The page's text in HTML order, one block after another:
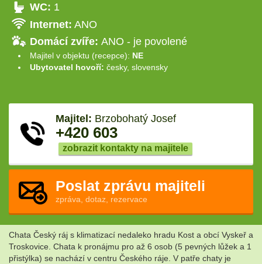
WC: 1
Internet: ANO
Domácí zvíře: ANO - je povolené
Majitel v objektu (recepce): NE
Ubytovatel hovoří: česky, slovensky
Majitel: Brzobohatý Josef
+420 603
zobrazit kontakty na majitele
Poslat zprávu majiteli
zpráva, dotaz, rezervace
Chata Český ráj s klimatizací nedaleko hradu Kost a obcí Vyskeř a
Troskovice. Chata k pronájmu pro až 6 osob (5 pevných lůžek a 1
přistýlka) se nachází v centru Českého ráje. V patře chaty je